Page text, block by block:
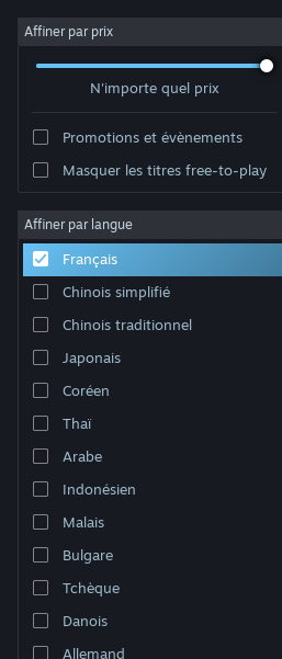
Se connecter
Magasin
À propos
Support
Changer la langue
Télécharger l'application mobile Steam
Voir version ordi. du site
Affiner par prix
N'importe quel prix
Promotions et évènements
Masquer les titres free-to-play
Affiner par langue
Français
Chinois simplifié
Chinois traditionnel
Japonais
Coréen
Thaï
Arabe
Indonésien
Malais
Bulgare
Tchèque
Danois
Allemand
Développement : Новый Диск
Trier par Pertinence